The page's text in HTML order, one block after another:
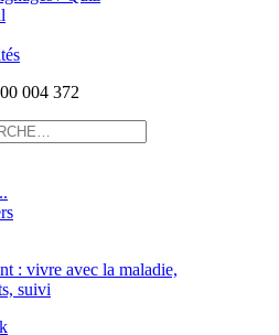
: vivre avec la maladie,
suivi